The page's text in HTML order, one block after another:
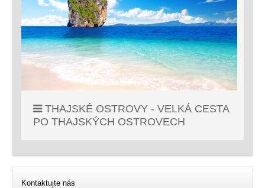
THAJSKÉ OSTROVY - VELKÁ CESTA
PO THAJSKÝCH OSTROVECH
Kontaktujte nás